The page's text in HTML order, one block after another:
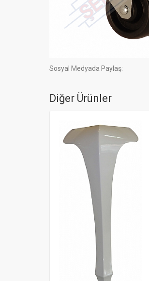
Sosyal Medyada Paylaş:
Diğer Ürünler